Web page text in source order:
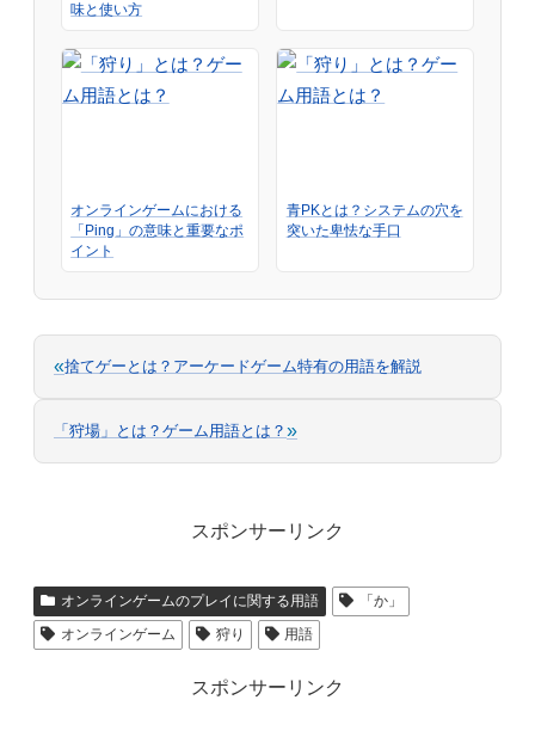
味と使い方
オンラインゲームにおける
「Ping」の意味と重要なポ
イント
青PKとは？システムの穴を
突いた卑怯な手口
«捨てゲーとは？アーケードゲーム特有の用語を解説
「狩場」とは？ゲーム用語とは？ »
スポンサーリンク
オンラインゲームのプレイに関する用語
「か」
オンラインゲーム
狩り 用語
スポンサーリンク